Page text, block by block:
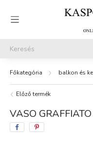
balkon és
Előző termék
VASO